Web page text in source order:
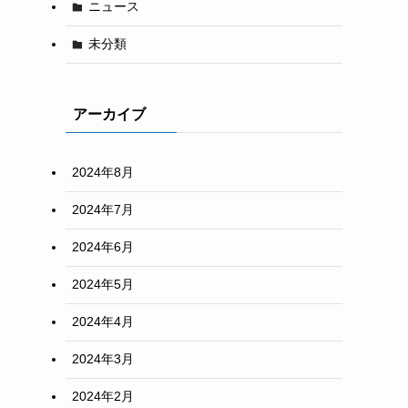
ニュース
未分類
アーカイブ
2024年8月
2024年7月
2024年6月
2024年5月
2024年4月
2024年3月
2024年2月